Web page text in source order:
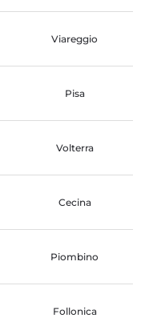
Viareggio
Pisa
Volterra
Cecina
Piombino
Follonica